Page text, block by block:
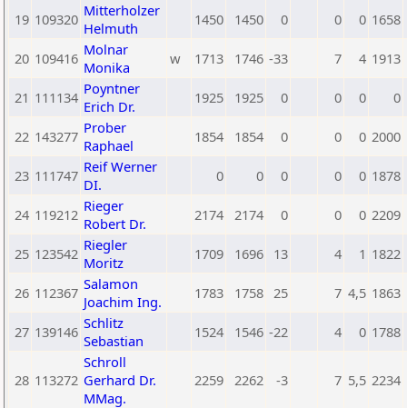
19 109320 Mitterholzer
Helmuth
1450 1450 0 0 0 1658
20 109416 Molnar
Monika
w 1713 1746 -33 7 4 1913
21 111134 Poyntner
Erich Dr.
1925 1925 0 0 0 0
22 143277 Prober
Raphael
1854 1854 0 0 0 2000
23 111747 Reif Werner
DI.
0 0 0 0 0 1878
24 119212 Rieger
Robert Dr.
2174 2174 0 0 0 2209
25 123542 Riegler
Moritz
1709 1696 13 4 1 1822
26 112367 Salamon
Joachim Ing.
1783 1758 25 7 4,5 1863
27 139146 Schlitz
Sebastian
1524 1546 -22 4 0 1788
28 113272
Schroll
Gerhard Dr.
MMag.
2259 2262 -3 7 5,5 2234